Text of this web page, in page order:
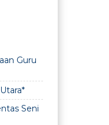
Guru
Seni